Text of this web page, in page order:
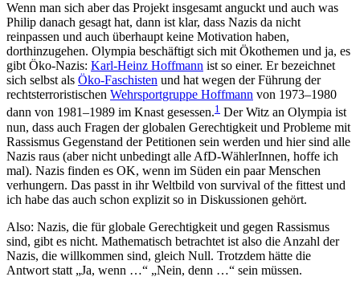
Wenn man sich aber das Projekt insgesamt anguckt und auch was
Philip danach gesagt hat, dann ist klar, dass Nazis da nicht
reinpassen und auch überhaupt keine Motivation haben,
dorthinzugehen. Olympia beschäftigt sich mit Ökothemen und ja, es
gibt Öko-Nazis: Karl-Heinz Hoffmann ist so einer. Er bezeichnet
sich selbst als Öko-Faschisten und hat wegen der Führung der
rechtsterroristischen Wehrsportgruppe Hoffmann von 1973–1980
dann von 1981–1989 im Knast gesessen.1 Der Witz an Olympia ist
nun, dass auch Fragen der globalen Gerechtigkeit und Probleme mit
Rassismus Gegenstand der Petitionen sein werden und hier sind alle
Nazis raus (aber nicht unbedingt alle AfD-WählerInnen, hoffe ich
mal). Nazis finden es OK, wenn im Süden ein paar Menschen
verhungern. Das passt in ihr Weltbild von survival of the fittest und
ich habe das auch schon explizit so in Diskussionen gehört.
Also: Nazis, die für globale Gerechtigkeit und gegen Rassismus
sind, gibt es nicht. Mathematisch betrachtet ist also die Anzahl der
Nazis, die willkommen sind, gleich Null. Trotzdem hätte die
Antwort statt „Ja, wenn …“ „Nein, denn …“ sein müssen.